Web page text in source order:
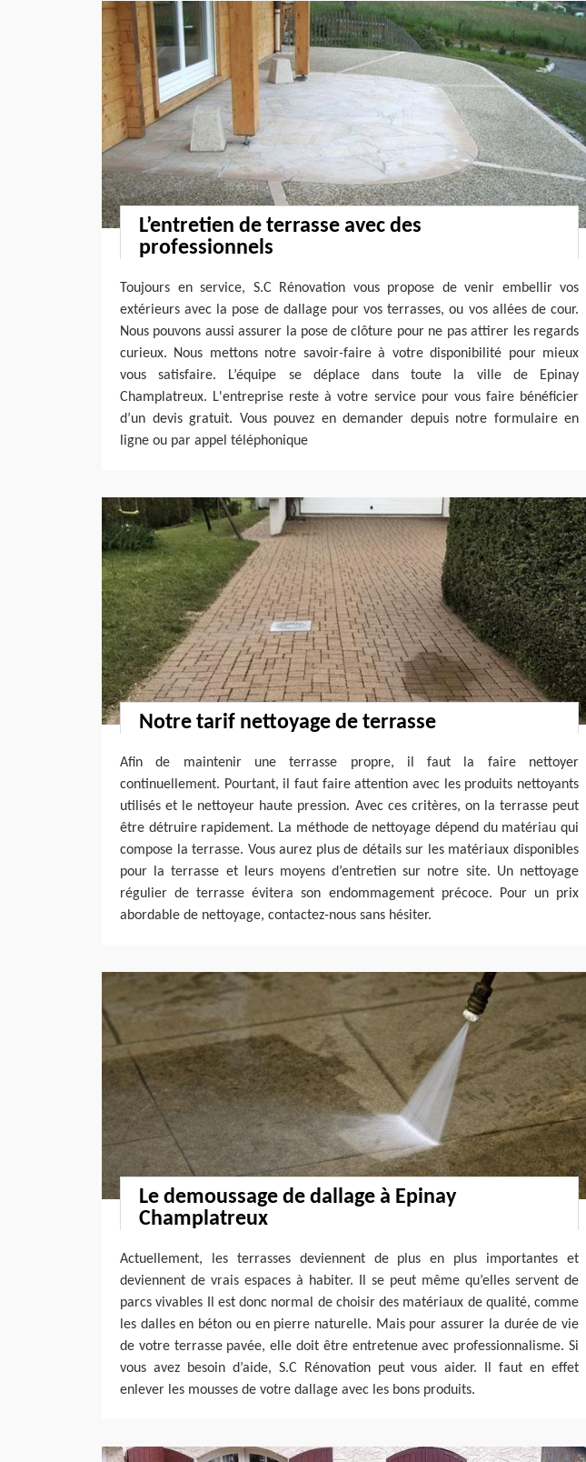
L’entretien de terrasse avec des
professionnels
Toujours en service, S.C Rénovation vous propose de venir embellir vos
extérieurs avec la pose de dallage pour vos terrasses, ou vos allées de cour.
Nous pouvons aussi assurer la pose de clôture pour ne pas attirer les regards
curieux. Nous mettons notre savoir-faire à votre disponibilité pour mieux
vous satisfaire. L’équipe se déplace dans toute la ville de Epinay
Champlatreux. L'entreprise reste à votre service pour vous faire bénéficier
d’un devis gratuit. Vous pouvez en demander depuis notre formulaire en
ligne ou par appel téléphonique
Notre tarif nettoyage de terrasse
Afin de maintenir une terrasse propre, il faut la faire nettoyer
continuellement. Pourtant, il faut faire attention avec les produits nettoyants
utilisés et le nettoyeur haute pression. Avec ces critères, on la terrasse peut
être détruire rapidement. La méthode de nettoyage dépend du matériau qui
compose la terrasse. Vous aurez plus de détails sur les matériaux disponibles
pour la terrasse et leurs moyens d’entretien sur notre site. Un nettoyage
régulier de terrasse évitera son endommagement précoce. Pour un prix
abordable de nettoyage, contactez-nous sans hésiter.
Le demoussage de dallage à Epinay
Champlatreux
Actuellement, les terrasses deviennent de plus en plus importantes et
deviennent de vrais espaces à habiter. Il se peut même qu’elles servent de
parcs vivables Il est donc normal de choisir des matériaux de qualité, comme
les dalles en béton ou en pierre naturelle. Mais pour assurer la durée de vie
de votre terrasse pavée, elle doit être entretenue avec professionnalisme. Si
vous avez besoin d’aide, S.C Rénovation peut vous aider. Il faut en effet
enlever les mousses de votre dallage avec les bons produits.